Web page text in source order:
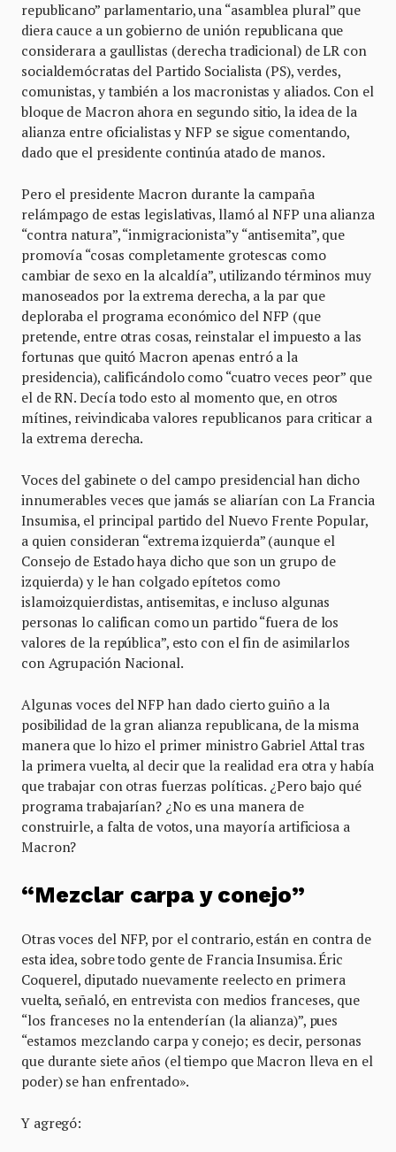
republicano” parlamentario, una “asamblea plural” que
diera cauce a un gobierno de unión republicana que
considerara a gaullistas (derecha tradicional) de LR con
socialdemócratas del Partido Socialista (PS), verdes,
comunistas, y también a los macronistas y aliados. Con el
bloque de Macron ahora en segundo sitio, la idea de la
alianza entre oficialistas y NFP se sigue comentando,
dado que el presidente continúa atado de manos.
Pero el presidente Macron durante la campaña
relámpago de estas legislativas, llamó al NFP una alianza
“contra natura”, “inmigracionista”y “antisemita”, que
promovía “cosas completamente grotescas como
cambiar de sexo en la alcaldía”, utilizando términos muy
manoseados por la extrema derecha, a la par que
deploraba el programa económico del NFP (que
pretende, entre otras cosas, reinstalar el impuesto a las
fortunas que quitó Macron apenas entró a la
presidencia), calificándolo como “cuatro veces peor” que
el de RN. Decía todo esto al momento que, en otros
mítines, reivindicaba valores republicanos para criticar a
la extrema derecha.
Voces del gabinete o del campo presidencial han dicho
innumerables veces que jamás se aliarían con La Francia
Insumisa, el principal partido del Nuevo Frente Popular,
a quien consideran “extrema izquierda” (aunque el
Consejo de Estado haya dicho que son un grupo de
izquierda) y le han colgado epítetos como
islamoizquierdistas, antisemitas, e incluso algunas
personas lo califican como un partido “fuera de los
valores de la república”, esto con el fin de asimilarlos
con Agrupación Nacional.
Algunas voces del NFP han dado cierto guiño a la
posibilidad de la gran alianza republicana, de la misma
manera que lo hizo el primer ministro Gabriel Attal tras
la primera vuelta, al decir que la realidad era otra y había
que trabajar con otras fuerzas políticas. ¿Pero bajo qué
programa trabajarían? ¿No es una manera de
construirle, a falta de votos, una mayoría artificiosa a
Macron?
“Mezclar carpa y conejo”
Otras voces del NFP, por el contrario, están en contra de
esta idea, sobre todo gente de Francia Insumisa. Éric
Coquerel, diputado nuevamente reelecto en primera
vuelta, señaló, en entrevista con medios franceses, que
“los franceses no la entenderían (la alianza)”, pues
“estamos mezclando carpa y conejo; es decir, personas
que durante siete años (el tiempo que Macron lleva en el
poder) se han enfrentado».
Y agregó: